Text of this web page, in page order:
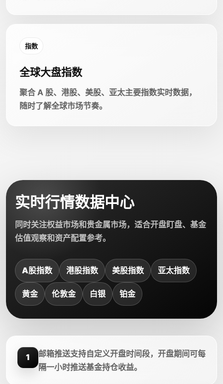
指数
全球大盘指数
聚合 A 股、港股、美股、亚太主要指数实时数据，
随时了解全球市场节奏。
实时行情数据中心
同时关注权益市场和贵金属市场，适合开盘盯盘、基金
估值观察和资产配置参考。
A股指数 港股指数 美股指数 亚太指数
黄金 伦敦金 白银 铂金
1
邮箱推送支持自定义开盘时间段，开盘期间可每
隔一小时推送基金持仓收益。